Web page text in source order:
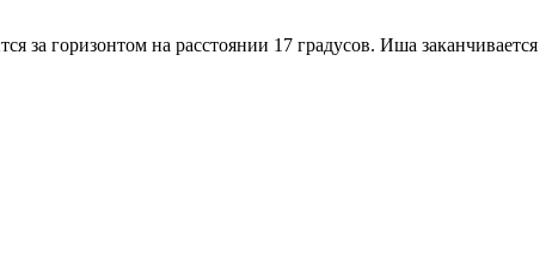
за горизонтом на расстоянии 17 градусов. Иша заканчивается